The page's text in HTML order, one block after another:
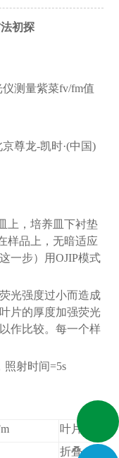
初探
仪测量紫菜fv/fm值
-凯时·(中国)
培养皿下衬垫
在样品上，无暗适应
一步）用OJIP模式
光强度过小而造成
的厚度加强荧光
作比较。每一个样
照射时间=5s
叶片状态
折叠